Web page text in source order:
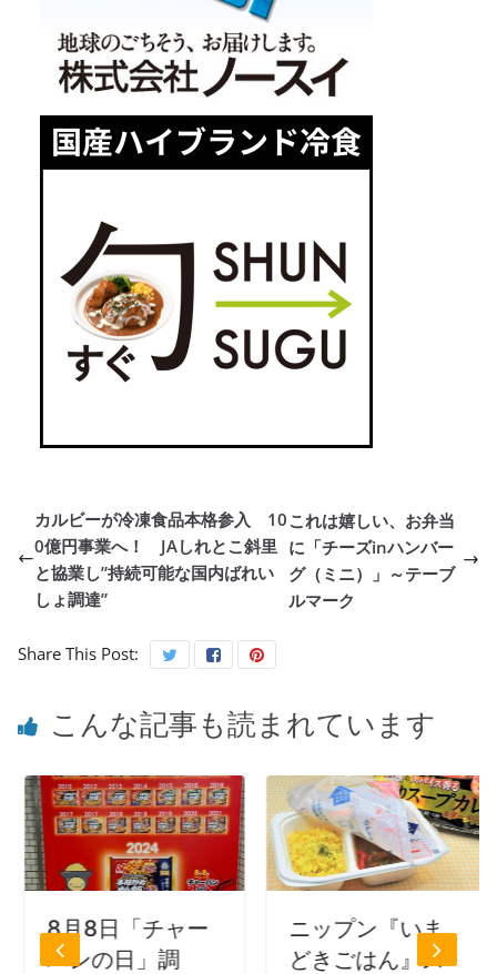
カルビーが冷凍食品本格参入 10
0億円事業へ！ JAしれとこ斜里
と協業し”持続可能な国内ばれい
しょ調達”
これは嬉しい、お弁当
に「チーズinハンバー
グ（ミニ）」～テーブ
ルマーク
Share This Post:
こんな記事も読まれています
8月8日「チャー
ハンの日」調
ニップン『いま
どきごはん』ス